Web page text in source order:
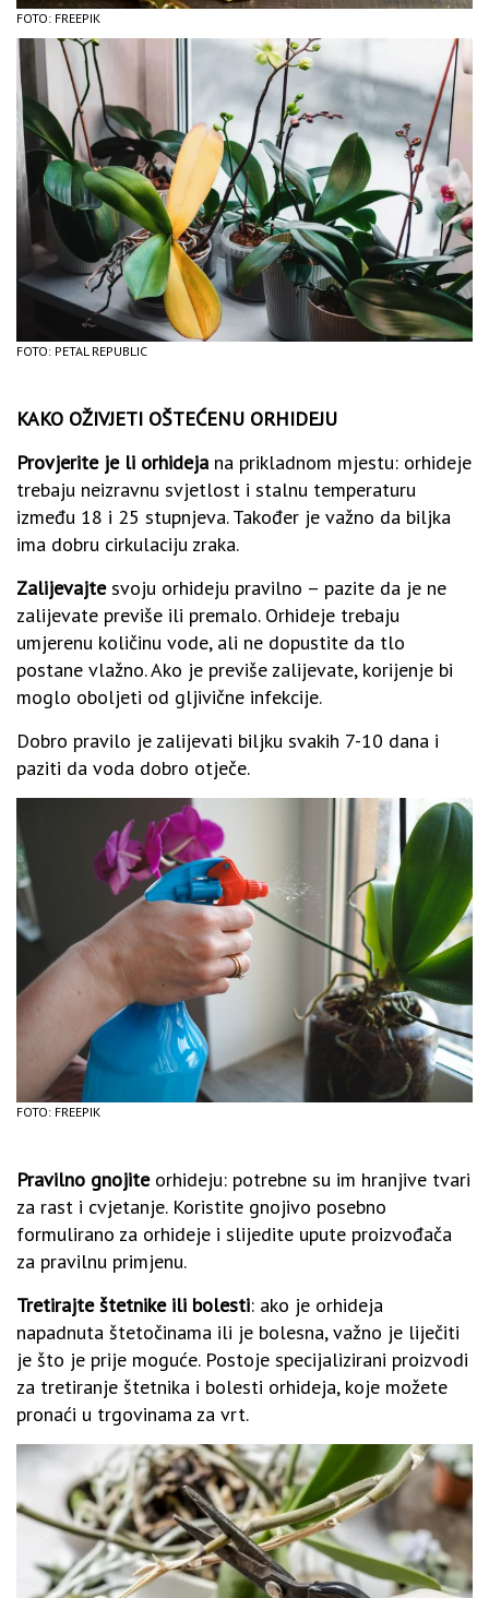
FOTO: FREEPIK
FOTO: PETAL REPUBLIC
KAKO OŽIVJETI OŠTEĆENU ORHIDEJU
Provjerite je li orhideja na prikladnom mjestu: orhideje
trebaju neizravnu svjetlost i stalnu temperaturu
između 18 i 25 stupnjeva. Također je važno da biljka
ima dobru cirkulaciju zraka.
Zalijevajtesvoju orhideju pravilno – pazite da je ne
zalijevate previše ili premalo. Orhideje trebaju
umjerenu količinu vode, ali ne dopustite da tlo
postane vlažno. Ako je previše zalijevate, korijenje bi
moglo oboljeti od gljivične infekcije.
Dobro pravilo je zalijevati biljku svakih 7-10 dana i
paziti da voda dobro otječe.
FOTO: FREEPIK
Pravilno gnojiteorhideju: potrebne su im hranjive tvari
za rast i cvjetanje. Koristite gnojivo posebno
formulirano za orhideje i slijedite upute proizvođača
za pravilnu primjenu.
Tretirajte štetnike ili bolesti: ako je orhideja
napadnuta štetočinama ili je bolesna, važno je liječiti
je što je prije moguće. Postoje specijalizirani proizvodi
za tretiranje štetnika i bolesti orhideja, koje možete
pronaći u trgovinama za vrt.